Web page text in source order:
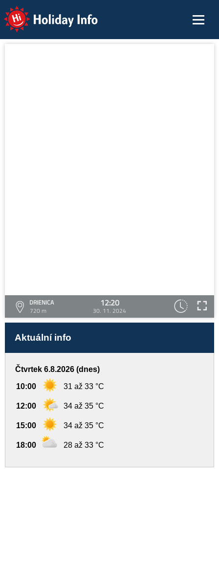
Holiday Info
DRIENICA
720 m
12:20
30. 11. 2024
Aktuální info
Čtvrtek 6.8.2026 (dnes)
10:00 31 až 33 °C
12:00 34 až 35 °C
15:00 34 až 35 °C
18:00 28 až 33 °C